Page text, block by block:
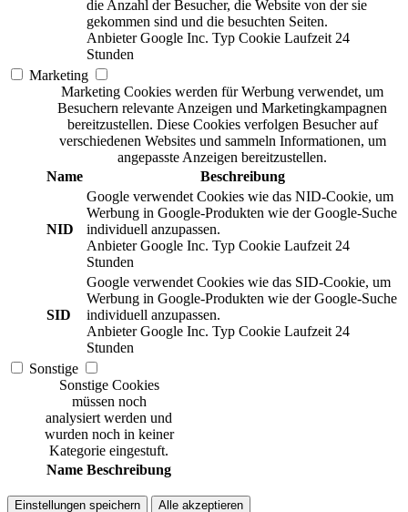
die Anzahl der Besucher, die Website von der sie
gekommen sind und die besuchten Seiten.
Anbieter Google Inc. Typ Cookie Laufzeit 24
Stunden
Marketing
Marketing Cookies werden für Werbung verwendet, um
Besuchern relevante Anzeigen und Marketingkampagnen
bereitzustellen. Diese Cookies verfolgen Besucher auf
verschiedenen Websites und sammeln Informationen, um
angepasste Anzeigen bereitzustellen.
Name
Beschreibung
NID
Google verwendet Cookies wie das NID-Cookie, um
Werbung in Google-Produkten wie der Google-Suche
individuell anzupassen.
Anbieter Google Inc. Typ Cookie Laufzeit 24
Stunden
SID
Google verwendet Cookies wie das SID-Cookie, um
Werbung in Google-Produkten wie der Google-Suche
individuell anzupassen.
Anbieter Google Inc. Typ Cookie Laufzeit 24
Stunden
Sonstige
Sonstige Cookies
müssen noch
analysiert werden und
wurden noch in keiner
Kategorie eingestuft.
Name Beschreibung
Einstellungen speichern Alle akzeptieren